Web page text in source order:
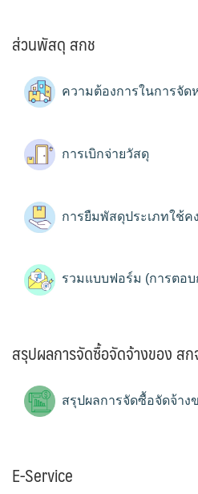
ส่วนพัสดุ สกช
ความต้องการในการจัด
การเบิกจ่ายวัสดุ
การยืมพัสดุประเภทใช้ค
รวมแบบฟอร์ม (การตอ
สรุปผลการจัดซื้อจัดจ้างของ ส
สรุปผลการจัดซื้อจัดจ้าง
E-Service